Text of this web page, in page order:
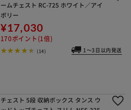
ームチェスト RC-725 ホワイト／アイ
ボリー
¥17,030
170ポイント(1倍)
(14) 1～3日以内発送
チェスト 5段 収納ボックス タンス ウ